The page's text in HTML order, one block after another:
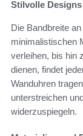
Stilvolle
Die Bandbreite
minimalistischen
verleihen, bis hin
dienen, findet
Wanduhren
unterstreichen
widerzuspiegeln.